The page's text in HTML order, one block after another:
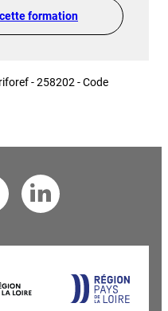
formation
- 258202 - Code